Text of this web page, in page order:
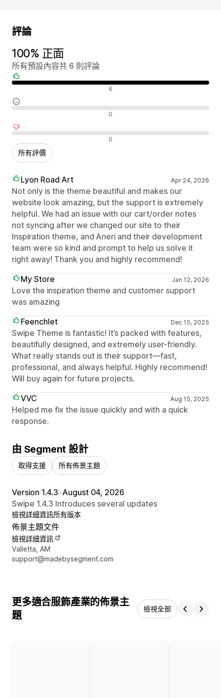
評論
100% 正面
所有預設內容共 6 則評論
正面評論 6
中立評論 0
負面評論 0
所有評價
Lyon Road Art Apr 24, 2026
Not only is the theme beautiful and makes our
website look amazing, but the support is extremely
helpful. We had an issue with our cart/order notes
not syncing after we changed our site to their
Inspiration theme, and Aneri and their development
team were so kind and prompt to help us solve it
right away! Thank you and highly recommend!
My Store
Jan 12, 2026
Love the inspiration theme and customer support
was amazing
Feenchlet
Dec 15, 2025
Swipe Theme is fantastic! It’s packed with features,
beautifully designed, and extremely user-friendly.
What really stands out is their support—fast,
professional, and always helpful. Highly recommend!
Will buy again for future projects.
VVC
Aug 15, 2025
Helped me fix the issue quickly and with a quick
response.
由 Segment 設計
取得支援 所有佈景主題
Version 1.4.3•August 04, 2026
Swipe 1.4.3 Introduces several updates
檢視詳細資訊所有版本
佈景主題文件
檢視詳細資訊
設計者聯絡詳細資訊
Valletta, AM
support@madebysegment.com
更多適合服飾產業的佈景主
題
檢視全部